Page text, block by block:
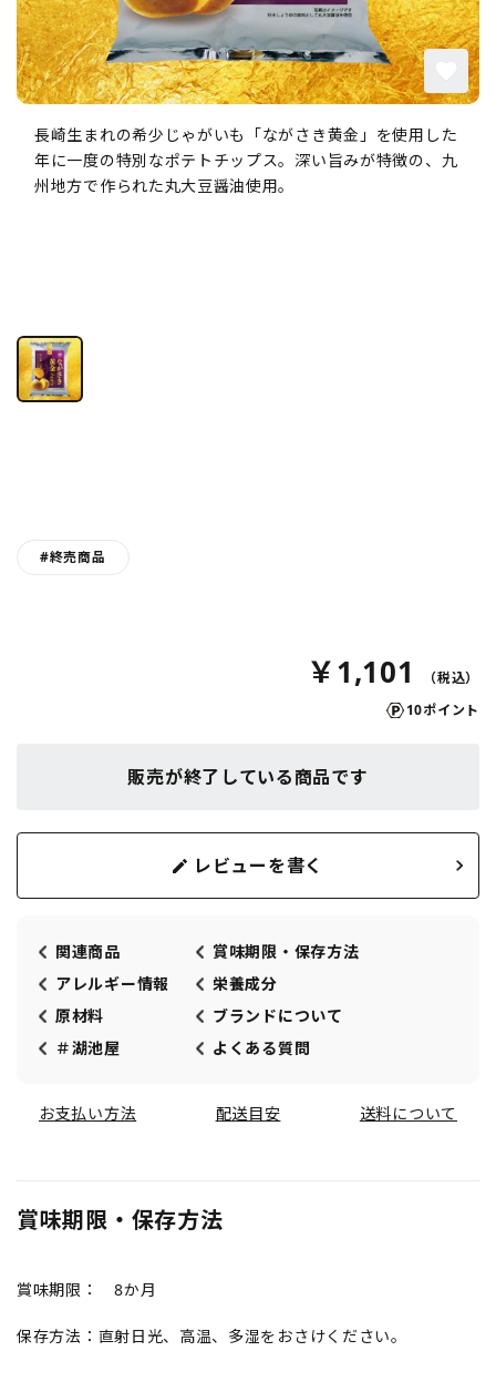
長崎生まれの希少じゃがいも「ながさき黄金」を使用した
年に一度の特別なポテトチップス。深い旨みが特徴の、九
州地方で作られた丸大豆醤油使用。
#終売商品
￥1,101
10ポイント
販売が終了している商品です
レビューを書く
関連商品
賞味期限・保存方法
アレルギー情報
栄養成分
原材料
ブランドについて
＃湖池屋
よくある質問
お支払い方法 配送目安 送料について
賞味期限・保存方法
賞味期限： 8か月
保存方法：直射日光、高温、多湿をおさけください。